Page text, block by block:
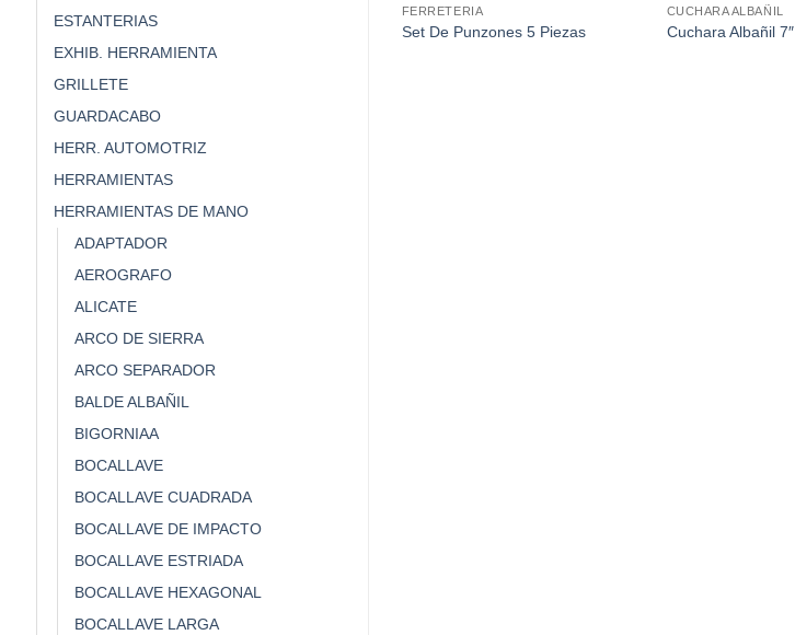
ESTANTERIAS
EXHIB. HERRAMIENTA
GRILLETE
GUARDACABO
HERR. AUTOMOTRIZ
HERRAMIENTAS
HERRAMIENTAS DE MANO
ADAPTADOR
AEROGRAFO
ALICATE
ARCO DE SIERRA
ARCO SEPARADOR
BALDE ALBAÑIL
BIGORNIAA
BOCALLAVE
BOCALLAVE CUADRADA
BOCALLAVE DE IMPACTO
BOCALLAVE ESTRIADA
BOCALLAVE HEXAGONAL
BOCALLAVE LARGA
FERRETERIA
Set De Punzones 5 Piezas
CUCHARA ALBAÑIL
Cuchara Albañil 7″